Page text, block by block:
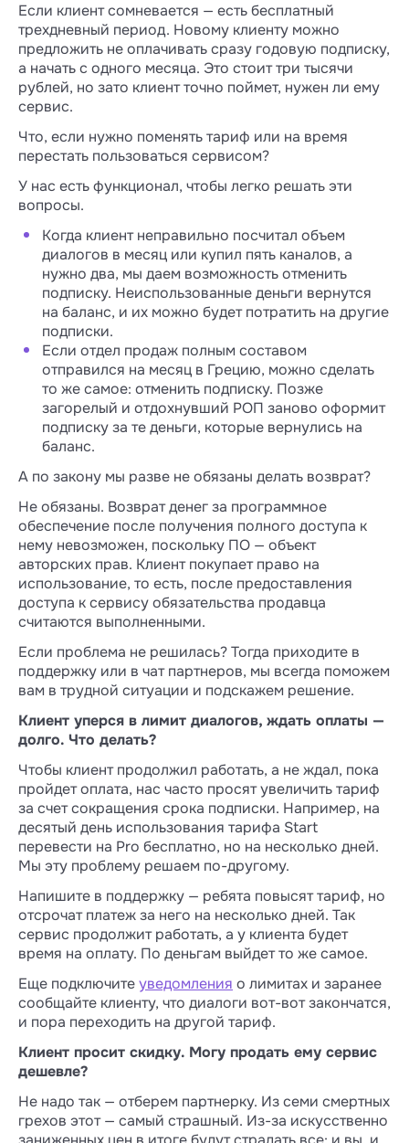
Если клиент сомневается — есть бесплатный
трехдневный период. Новому клиенту можно
предложить не оплачивать сразу годовую подписку,
а начать с одного месяца. Это стоит три тысячи
рублей, но зато клиент точно поймет, нужен ли ему
сервис.
Что, если нужно поменять тариф или на время
перестать пользоваться сервисом?
У нас есть функционал, чтобы легко решать эти
вопросы.
Когда клиент неправильно посчитал объем
диалогов в месяц или купил пять каналов, а
нужно два, мы даем возможность отменить
подписку. Неиспользованные деньги вернутся
на баланс, и их можно будет потратить на другие
подписки.
Если отдел продаж полным составом
отправился на месяц в Грецию, можно сделать
то же самое: отменить подписку. Позже
загорелый и отдохнувший РОП заново оформит
подписку за те деньги, которые вернулись на
баланс.
А по закону мы разве не обязаны делать возврат?
Не обязаны. Возврат денег за программное
обеспечение после получения полного доступа к
нему невозможен, поскольку ПО — объект
авторских прав. Клиент покупает право на
использование, то есть, после предоставления
доступа к сервису обязательства продавца
считаются выполненными.
Если проблема не решилась? Тогда приходите в
поддержку или в чат партнеров, мы всегда поможем
вам в трудной ситуации и подскажем решение.
Клиент уперся в лимит диалогов, ждать оплаты —
долго. Что делать?
Чтобы клиент продолжил работать, а не ждал, пока
пройдет оплата, нас часто просят увеличить тариф
за счет сокращения срока подписки. Например, на
десятый день использования тарифа Start
перевести на Pro бесплатно, но на несколько дней.
Мы эту проблему решаем по-другому.
Напишите в поддержку — ребята повысят тариф, но
отсрочат платеж за него на несколько дней. Так
сервис продолжит работать, а у клиента будет
время на оплату. По деньгам выйдет то же самое.
Еще подключитеуведомления о лимитах и заранее
сообщайте клиенту, что диалоги вот-вот закончатся,
и пора переходить на другой тариф.
Клиент просит скидку. Могу продать ему сервис
дешевле?
Не надо так — отберем партнерку. Из семи смертных
грехов этот — самый страшный. Из-за искусственно